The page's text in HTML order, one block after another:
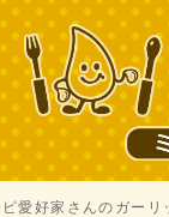
愛好家さんのガーリ